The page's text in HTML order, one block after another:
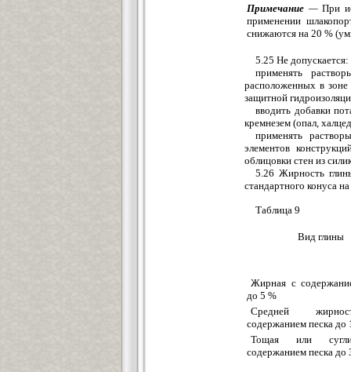
Примечание —При
применении
снижаются на 20 %
5.25 Не допускается:
применять
расположенных в
защитной
вводить добавки
кремнезем (опал,
применять
элементов
облицовки стен из
5.26 Жирность
стандартного конуса
Таблица 9
Вид глины
Жирная с
до 5 %
Средней
содержанием песка до
Тощая или
содержанием песка до